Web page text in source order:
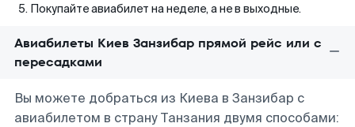
Покупайте авиабилет на неделе, а не в выходные.
Авиабилеты Киев Занзибар прямой рейс или с
пересадками
Вы можете добраться из Киева в Занзибар с
авиабилетом в страну Танзания двумя способами: